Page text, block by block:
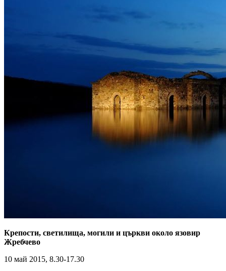
Крепости, светилища, могили и църкви около язовир
Жребчево
10 май 2015, 8.30-17.30